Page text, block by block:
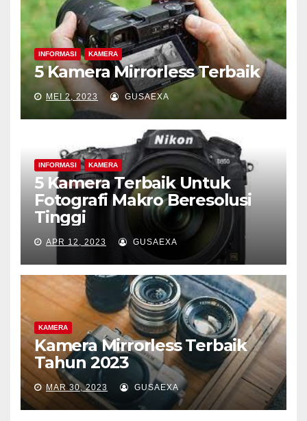
INFORMASI KAMERA
5 Kamera Mirrorless Terbaik
MEI 2, 2023 GUSAEXA
INFORMASI KAMERA
5 Kamera Terbaik Untuk
Fotografi Makro Beresolusi
Tinggi
APR 12, 2023 GUSAEXA
KAMERA
Kamera Mirrorless Terbaik
Tahun 2023
MAR 30, 2023 GUSAEXA